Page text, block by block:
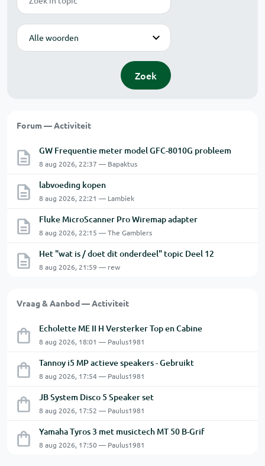
Modus
Zoek
Forum — Activiteit
GW Frequentie meter model GFC-8010G probleem
8 aug 2026, 22:37 — Bapaktus
labvoeding kopen
8 aug 2026, 22:21 — Lambiek
Fluke MicroScanner Pro Wiremap adapter
8 aug 2026, 22:15 — The Gamblers
Het "wat is / doet dit onderdeel" topic Deel 12
8 aug 2026, 21:59 — rew
Vraag & Aanbod — Activiteit
Echolette ME II H Versterker Top en Cabine
8 aug 2026, 18:01 — Paulus1981
Tannoy i5 MP actieve speakers - Gebruikt
8 aug 2026, 17:54 — Paulus1981
JB System Disco 5 Speaker set
8 aug 2026, 17:52 — Paulus1981
Yamaha Tyros 3 met musictech MT 50 B-Grif
8 aug 2026, 17:50 — Paulus1981